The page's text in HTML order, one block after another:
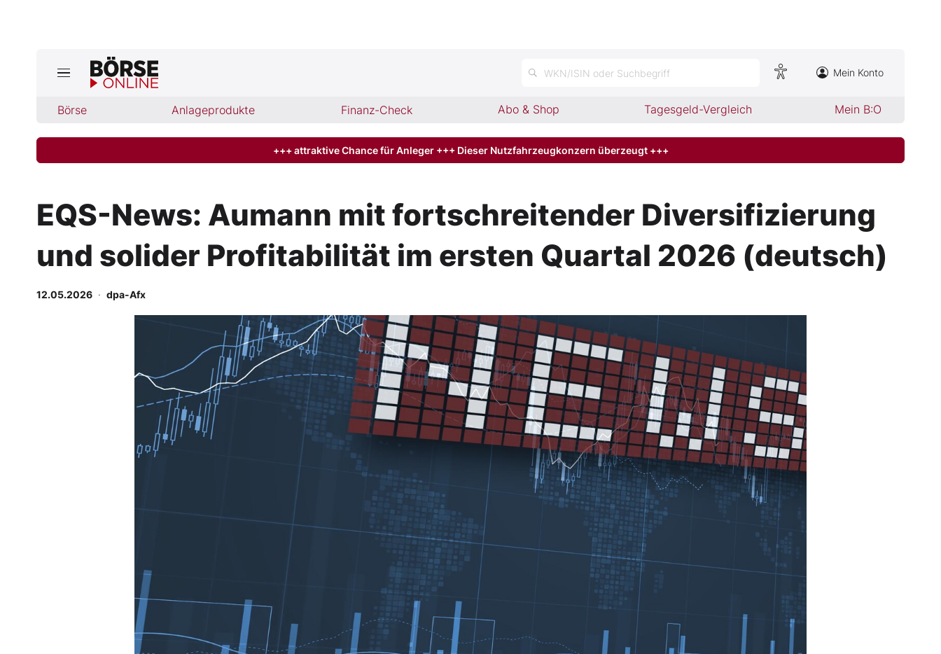
WKN/ISIN oder Suchbegriff Mein Konto
Börse Anlageprodukte Finanz-Check Abo & Shop Tagesgeld-Vergleich Mein B:O
Jetzt aktuelle Ausgabe BÖRSE ONLINE lesen
Finanz-Check
Abo & Shop
BO-Musterdepots
Mein B:O
Mein Konto
+++ attraktive Chance für Anleger +++ Dieser Nutzfahrzeugkonzern überzeugt +++
EQS-News: Aumann mit fortschreitender Diversifizierung
und solider Profitabilität im ersten Quartal 2026 (deutsch)
12.05.2026 · dpa-Afx